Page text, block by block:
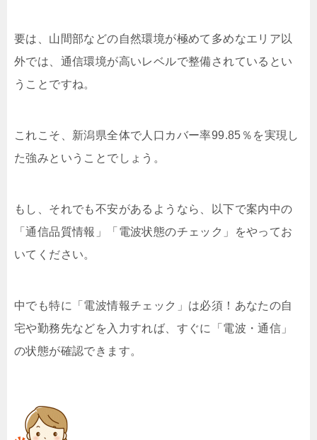
要は、山間部などの自然環境が極めて多めなエリア以
外では、通信環境が高いレベルで整備されているとい
うことですね。
これこそ、新潟県全体で人口カバー率99.85％を実現し
た強みということでしょう。
もし、それでも不安があるようなら、以下で案内中の
「通信品質情報」「電波状態のチェック」をやってお
いてください。
中でも特に「電波情報チェック」は必須！あなたの自
宅や勤務先などを入力すれば、すぐに「電波・通信」
の状態が確認できます。